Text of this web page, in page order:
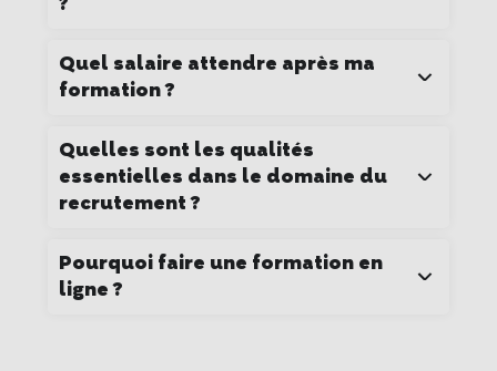
Quel salaire attendre après ma
formation ?
Quelles sont les qualités
essentielles dans le domaine du
recrutement ?
Pourquoi faire une formation en
ligne ?